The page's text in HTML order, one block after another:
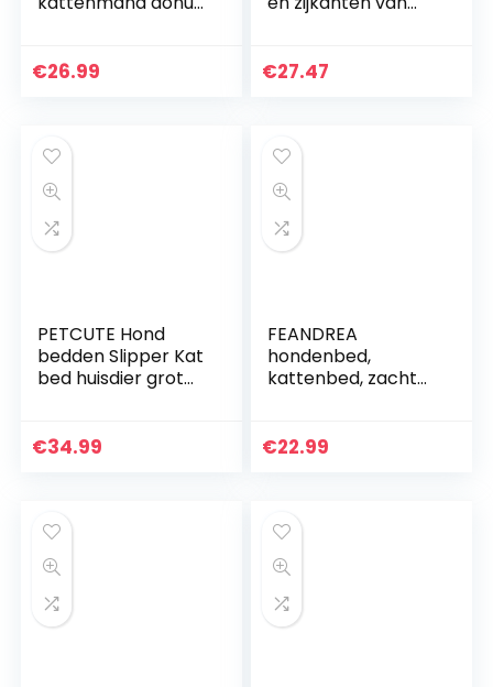
nepbont met
honden en katten
€26.99 €27.47
PETCUTE Hond
bedden Slipper Kat
bed huisdier grot
knuffelig grot kleine
€34.99
FEANDREA
hondenbed,
kattenbed, zacht
€22.99